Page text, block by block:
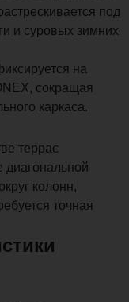
под
и суровых зимних
на
сокращая
каркаса.
террас
диагональной
колонн,
точная